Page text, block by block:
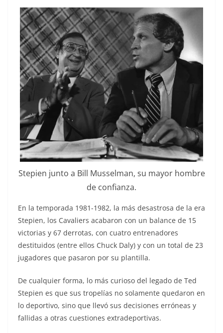
Stepien junto a Bill Musselman, su mayor hombre
de confianza.
En la temporada 1981-1982, la más desastrosa de la era
Stepien, los Cavaliers acabaron con un balance de 15
victorias y 67 derrotas, con cuatro entrenadores
destituidos (entre ellos Chuck Daly) y con un total de 23
jugadores que pasaron por su plantilla.
De cualquier forma, lo más curioso del legado de Ted
Stepien es que sus tropelías no solamente quedaron en
lo deportivo, sino que llevó sus decisiones erróneas y
fallidas a otras cuestiones extradeportivas.